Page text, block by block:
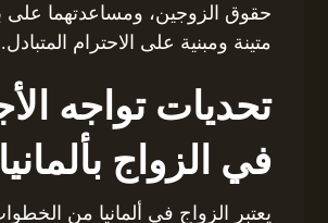
حقوق الزوجين، ومساعدتهما على
متينة ومبنية على الاحترام المتبادل.
تحديات تواجه
في الزواج بألمانيا
يعتبر الزواج في ألمانيا من